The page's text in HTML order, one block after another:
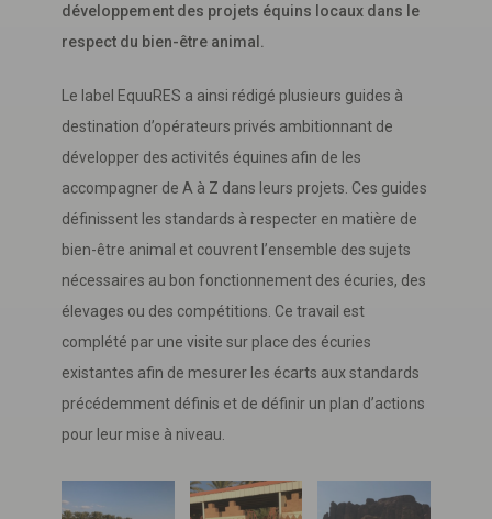
développement des projets équins locaux dans le
respect du bien-être animal.
Le label EquuRES a ainsi rédigé plusieurs guides à
destination d’opérateurs privés ambitionnant de
développer des activités équines afin de les
accompagner de A à Z dans leurs projets. Ces guides
définissent les standards à respecter en matière de
bien-être animal et couvrent l’ensemble des sujets
nécessaires au bon fonctionnement des écuries, des
élevages ou des compétitions. Ce travail est
complété par une visite sur place des écuries
existantes afin de mesurer les écarts aux standards
précédemment définis et de définir un plan d’actions
pour leur mise à niveau.